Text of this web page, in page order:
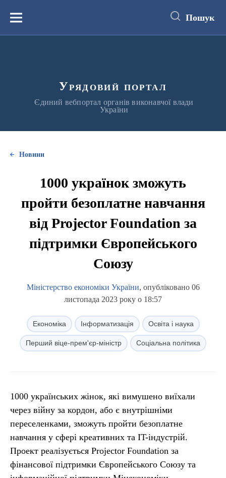
вмістуМеню Пошук
Урядовий портал
Єдиний вебпортал органів виконавчої влади
України
Новини
1000 українок зможуть
пройти безоплатне навчання
від Projector Foundation за
підтримки Європейського
Союзу
Міністерство економіки України, опубліковано 06
листопада 2023 року о 18:57
Економіка Інформатизація Освіта і наука
Перший віце-прем'єр-міністр Соціальна політика
1000 українських жінок, які вимушено виїхали
через війну за кордон, або є внутрішніми
переселенками, зможуть пройти безоплатне
навчання у сфері креативних та IT-індустрій.
Проект реалізується Projector Foundation за
фінансової підтримки Європейського Союзу та